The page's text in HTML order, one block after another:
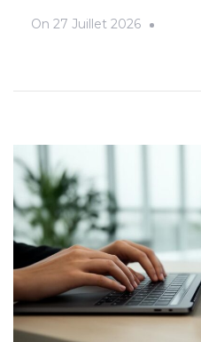
On 27 Juillet 2026